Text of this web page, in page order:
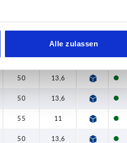
Alle zulassen
55 11
50 13,6
50 13,6
55 11
50 13,6